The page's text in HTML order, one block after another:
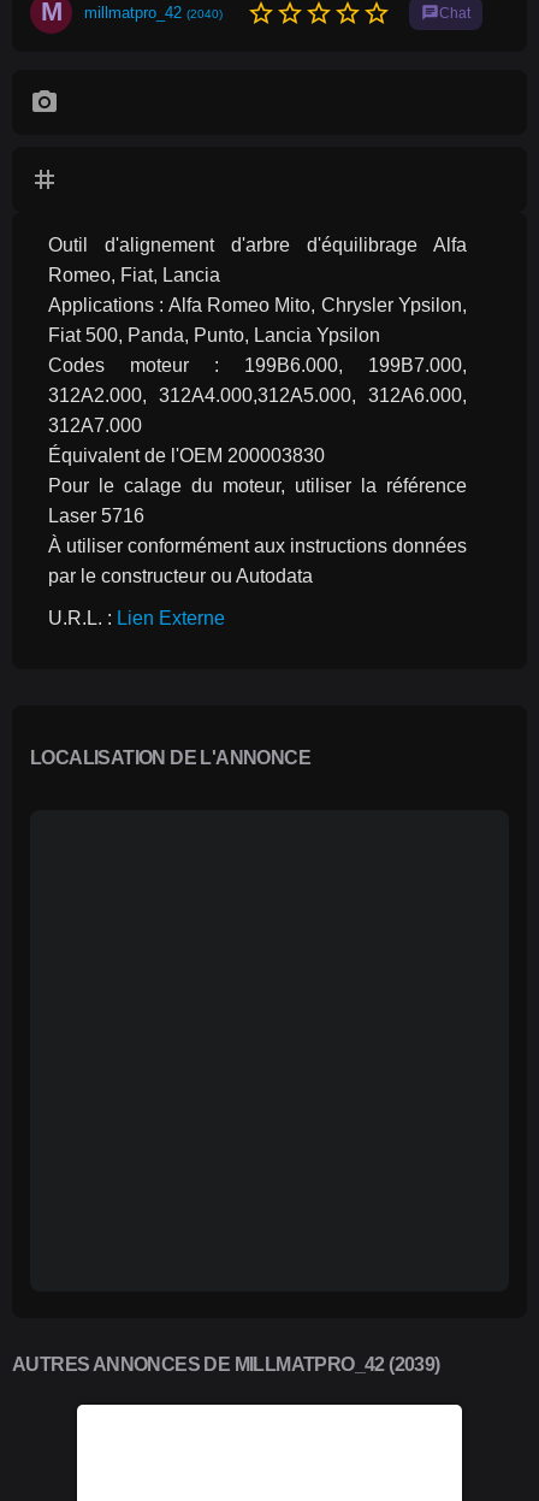
M millmatpro_42 (2040) star_borderstar_borderstar_borderstar_borderstar_border chatChat
photo_camera
tag
Outil d'alignement d'arbre d'équilibrage Alfa
Romeo, Fiat, Lancia
Applications : Alfa Romeo Mito, Chrysler Ypsilon,
Fiat 500, Panda, Punto, Lancia Ypsilon
Codes moteur : 199B6.000, 199B7.000,
312A2.000, 312A4.000,312A5.000, 312A6.000,
312A7.000
Équivalent de l'OEM 200003830
Pour le calage du moteur, utiliser la référence
Laser 5716
À utiliser conformément aux instructions données
par le constructeur ou Autodata
U.R.L. : Lien Externe
LOCALISATION DE L'ANNONCE
AUTRES ANNONCES DE MILLMATPRO_42 (2039)